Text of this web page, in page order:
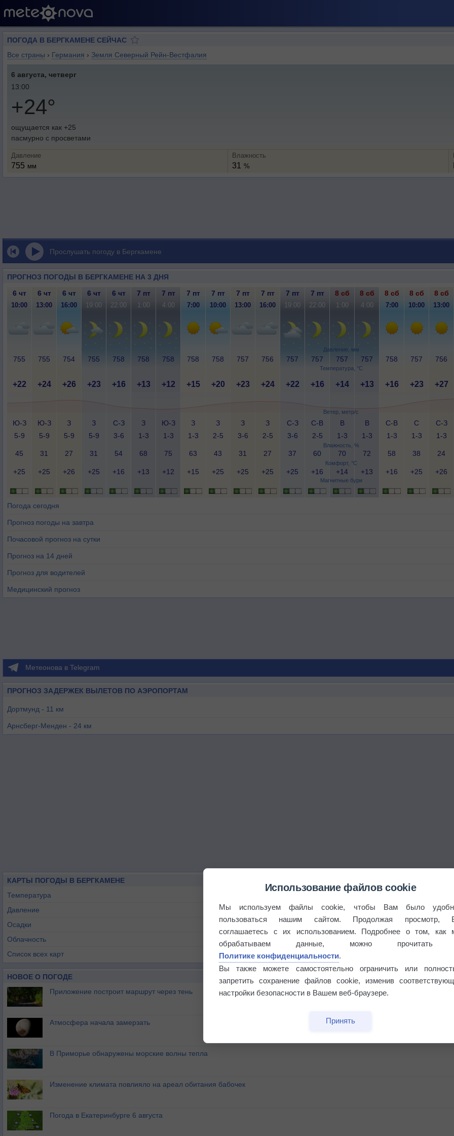
ПОГОДА В БЕРГКАМЕНЕ СЕЙЧАС
Все страны › Германия › Земля Северный Рейн-Вестфалия
6 августа, четверг
13:00
+24°
ощущается как +25
пасмурно с просветами
Давление
755 мм
Влажность
31 %
Прослушать погоду в Бергкамене
ПРОГНОЗ ПОГОДЫ В БЕРГКАМЕНЕ НА 3 ДНЯ
Давление, мм
Температура, °C
Ветер, метр/с
Влажность, %
Комфорт, °C
Магнитные бури
6 чт 6 чт 6 чт 6 чт 6 чт 7 пт 7 пт 7 пт 7 пт 7 пт 7 пт 7 пт 7 пт 8 сб 8 сб 8 сб 8 сб 8 сб
10:00 13:00 16:00 19:00 22:00 1:00 4:00 7:00 10:00 13:00 16:00 19:00 22:00 1:00 4:00 7:00 10:00 13:00
755 755 754 755 758 758 758 758 758 757 756 757 757 757 757 758 757 756
+22 +24 +26 +23 +16 +13 +12 +15 +20 +23 +24 +22 +16 +14 +13 +16 +23 +27
Ю-З
5-9
Ю-З
5-9
З
5-9
З
5-9
С-З
3-6
З
1-3
Ю-З
1-3
З
1-3
З
2-5
З
3-6
З
2-5
С-З
3-6
С-В
2-5
В
1-3
В
1-3
С-В
1-3
С
1-3
С-З
1-3
45 31 27 31 54 68 75 63 43 31 27 37 60 70 72 58 38 24
+25 +25 +26 +25 +16 +13 +12 +15 +25 +25 +25 +25 +16 +14 +13 +16 +25 +26
Погода сегодня
Прогноз погоды на завтра
Почасовой прогноз на сутки
Прогноз на 14 дней
Прогноз для водителей
Медицинский прогноз
Метеонова в Telegram
ПРОГНОЗ ЗАДЕРЖЕК ВЫЛЕТОВ ПО АЭРОПОРТАМ
Дортмунд - 11 км
Арнсберг-Менден - 24 км
КАРТЫ ПОГОДЫ В БЕРГКАМЕНЕ
Температура
Давление
Осадки
Облачность
Список всех карт
НОВОЕ О ПОГОДЕ
Приложение построит маршрут через тень
Атмосфера начала замерзать
В Приморье обнаружены морские волны тепла
Изменение климата повлияло на ареал обитания бабочек
Погода в Екатеринбурге 6 августа
Использование файлов cookie
Мы используем файлы cookie, чтобы Вам было
пользоваться нашим сайтом. Продолжая просмотр,
соглашаетесь с их использованием. Подробнее о том, как
обрабатываем данные, можно прочитать
Политике конфиденциальности.
Вы также можете самостоятельно ограничить или
запретить сохранение файлов cookie, изменив
настройки безопасности в Вашем веб-браузере.
Принять